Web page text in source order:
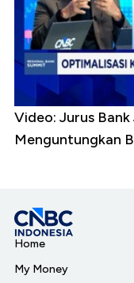
Video: Jurus
Menguntungkan
Home
My Money